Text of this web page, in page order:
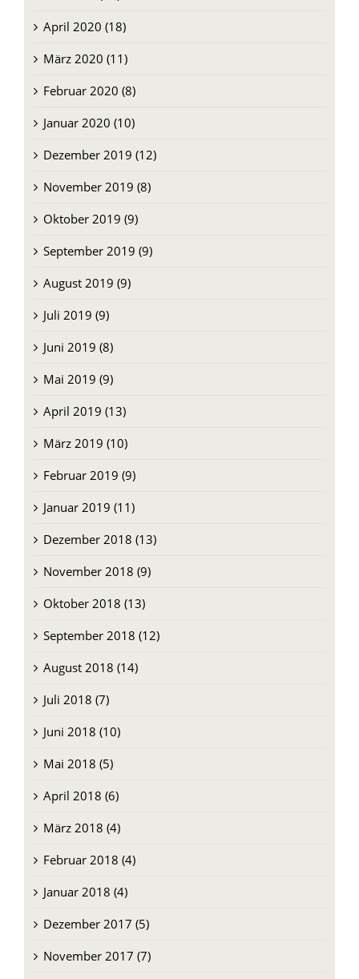
April 2020 (18)
März 2020 (11)
Februar 2020 (8)
Januar 2020 (10)
Dezember 2019 (12)
November 2019 (8)
Oktober 2019 (9)
September 2019 (9)
August 2019 (9)
Juli 2019 (9)
Juni 2019 (8)
Mai 2019 (9)
April 2019 (13)
März 2019 (10)
Februar 2019 (9)
Januar 2019 (11)
Dezember 2018 (13)
November 2018 (9)
Oktober 2018 (13)
September 2018 (12)
August 2018 (14)
Juli 2018 (7)
Juni 2018 (10)
Mai 2018 (5)
April 2018 (6)
März 2018 (4)
Februar 2018 (4)
Januar 2018 (4)
Dezember 2017 (5)
November 2017 (7)